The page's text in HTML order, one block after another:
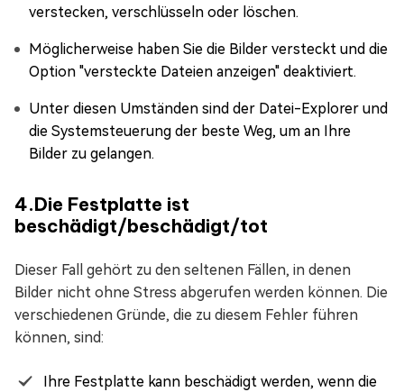
verstecken, verschlüsseln oder löschen.
Möglicherweise haben Sie die Bilder versteckt und die
Option "versteckte Dateien anzeigen" deaktiviert.
Unter diesen Umständen sind der Datei-Explorer und
die Systemsteuerung der beste Weg, um an Ihre
Bilder zu gelangen.
4.Die Festplatte ist
beschädigt/beschädigt/tot
Dieser Fall gehört zu den seltenen Fällen, in denen
Bilder nicht ohne Stress abgerufen werden können. Die
verschiedenen Gründe, die zu diesem Fehler führen
können, sind:
Ihre Festplatte kann beschädigt werden, wenn die